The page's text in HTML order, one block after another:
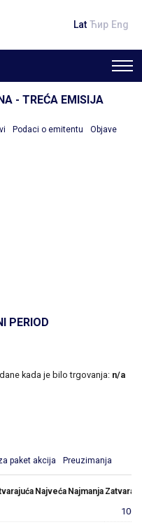
Lat Ћир Eng
- TREĆA EMISIJA
Podaci o emitentu Objave
PERIOD
kada je bilo trgovanja: n/a
paket akcija Preuzimanja
Najveća Najmanja